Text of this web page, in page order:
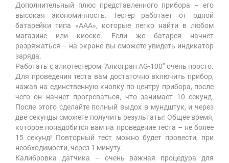
Дополнительный плюс представленного прибора – его
высокая экономичность. Тестер работает от одной
батарейки типа «ААА», которые легко найти в любом
магазине или киоске. Если же батарея начнет
разряжаться – на экране вы сможете увидеть индикатор
заряда.
Работать с алкотестером "Алкогран AG-100" очень просто.
Для проведения теста вам достаточно включить прибор,
нажав на единственную кнопку по центру прибора, после
чего он начнет прогреваться, что занимает 10 секунд.
После этого сделайте полный выдох в мундштук, и через
две секунды сможете получить результаты! Общее время,
которое понадобится вам на проведение теста – не более
15 секунд! Повторный тест можно будет провести, при
необходимости, через 1 минуту.
Калибровка датчика – очень важная процедура для